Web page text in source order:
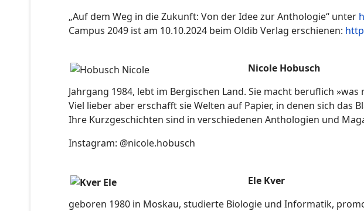
„Auf dem Weg in die Zukunft: Von der Idee zur Anthologie“ unter
Campus 2049 ist am 10.10.2024 beim Oldib Verlag erschienen:
Nicole Hobusch
Jahrgang 1984, lebt im Bergischen Land. Sie macht beruflich
Viel lieber aber erschafft sie Welten auf Papier, in denen sich das
Ihre Kurzgeschichten sind in verschiedenen Anthologien und
Instagram: @nicole.hobusch
Ele Kver
geboren 1980 in Moskau, studierte Biologie und Informatik,